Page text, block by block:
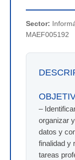
Sector:
MAEF005192
–
organizar
datos y
finalidad y
tareas